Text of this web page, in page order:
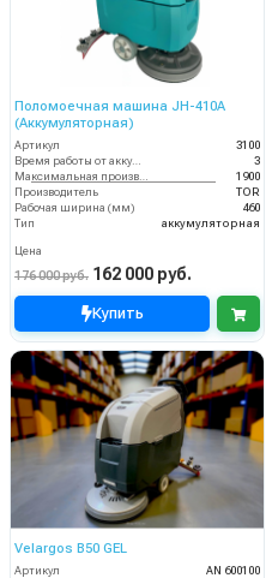
Поломоечная машина JH-410A
(Аккумуляторная)
Артикул
3100
Время работы от аккумуляторов (ч)
3
Максимальная производительность (кв.м/час)
1900
Производитель
TOR
Рабочая ширина (мм)
460
Тип
аккумуляторная
Цена
176 000 руб. 162 000 руб.
Купить
Velargos B50 GEL
Артикул
AN 600100